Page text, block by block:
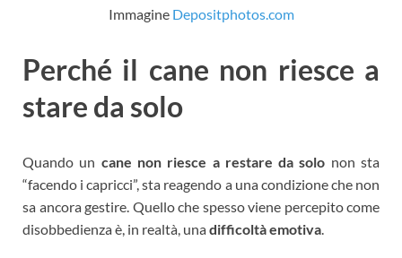
Immagine Depositphotos.com
Perché il cane non riesce a
stare da solo
Quando un cane non riesce a restare da solo non sta
“facendo i capricci”, sta reagendo a una condizione che non
sa ancora gestire. Quello che spesso viene percepito come
disobbedienza è, in realtà, unadifficoltà emotiva